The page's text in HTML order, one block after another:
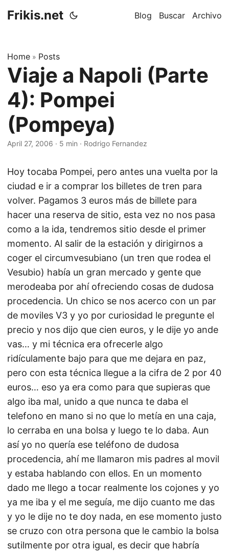
Frikis.net Blog Buscar Archivo
Home » Posts
Viaje a Napoli (Parte
4): Pompei
(Pompeya)
April 27, 2006 · 5 min · Rodrigo Fernandez
Hoy tocaba Pompei, pero antes una vuelta por la
ciudad e ir a comprar los billetes de tren para
volver. Pagamos 3 euros más de billete para
hacer una reserva de sitio, esta vez no nos pasa
como a la ida, tendremos sitio desde el primer
momento. Al salir de la estación y dirigirnos a
coger el circumvesubiano (un tren que rodea el
Vesubio) había un gran mercado y gente que
merodeaba por ahí ofreciendo cosas de dudosa
procedencia. Un chico se nos acerco con un par
de moviles V3 y yo por curiosidad le pregunte el
precio y nos dijo que cien euros, y le dije yo ande
vas… y mi técnica era ofrecerle algo
ridículamente bajo para que me dejara en paz,
pero con esta técnica llegue a la cifra de 2 por 40
euros… eso ya era como para que supieras que
algo iba mal, unido a que nunca te daba el
telefono en mano si no que lo metía en una caja,
lo cerraba en una bolsa y luego te lo daba. Aun
así yo no quería ese teléfono de dudosa
procedencia, ahí me llamaron mis padres al movil
y estaba hablando con ellos. En un momento
dado me llego a tocar realmente los cojones y yo
ya me iba y el me seguía, me dijo cuanto me das
y yo le dije no te doy nada, en ese momento justo
se cruzo con otra persona que le cambio la bolsa
sutilmente por otra igual, es decir que habría